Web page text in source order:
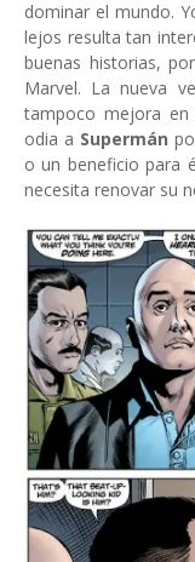
dominar el mundo.
lejos resulta tan
buenas historias,
Marvel. La nueva
tampoco mejora en
odia a Supermán
o un beneficio para
necesita renovar su